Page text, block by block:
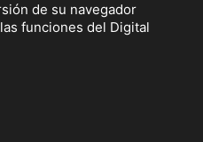
de su navegador
funciones del Digital